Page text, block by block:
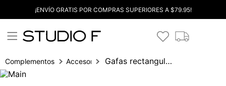
¡ENVÍO GRATIS POR COMPRAS SUPERIORES A $79.95!
Complementos Accesorios Gafas rectangulares detalle logo